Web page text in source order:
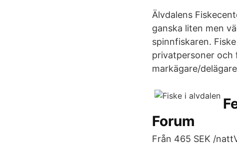
Älvdalens
ganska liten men
spinnfiskaren.
privatpersoner och
markägare/
Forum
Från 465 SEK /